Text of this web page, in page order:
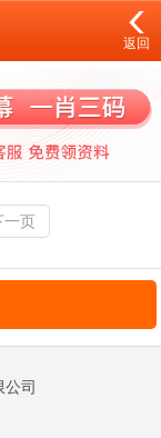
返回
一页
司